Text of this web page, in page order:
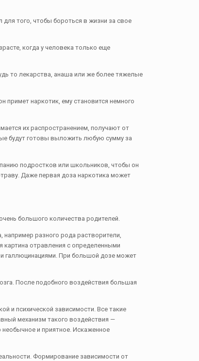
того, чтобы бороться в жизни за свое
когда у человека только еще
то лекарства, анаша или же более тяжелые
примет наркотик, ему становится немного
их распространением, получают от
будут готовы выложить любую сумму за
подростков или школьников, чтобы он
Даже первая доза наркотика может
большого количества родителей.
например разного рода растворители,
картина отравления с определенными
галлюцинациями. При большой дозе может
После подобного воздействия большая
и психической зависимости. Все такие
механизм такого воздействия —
и приятное. Искаженное
Формирование зависимости от